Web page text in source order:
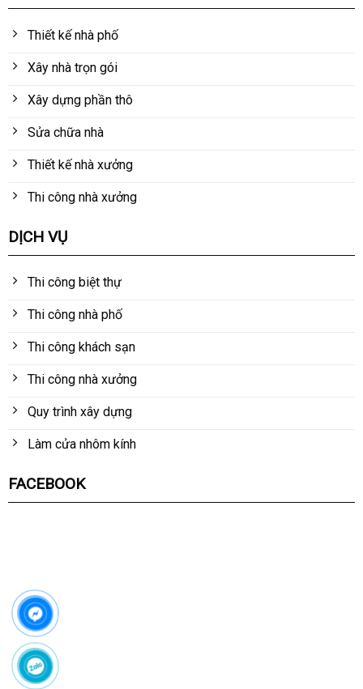
Thiết kế nhà phố
Xây nhà trọn gói
Xây dựng phần thô
Sửa chữa nhà
Thiết kế nhà xưởng
Thi công nhà xưởng
DỊCH VỤ
Thi công biệt thự
Thi công nhà phố
Thi công khách sạn
Thi công nhà xưởng
Quy trình xây dựng
Làm cửa nhôm kính
FACEBOOK